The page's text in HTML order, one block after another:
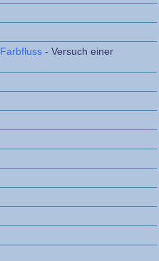
Farbfluss - Versuch einer